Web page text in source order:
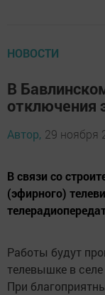
НОВОСТИ
В
отключения
Автор, 29 ноября
В связи со
(эфирного)
Работы будут
телевышке в
При